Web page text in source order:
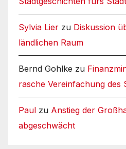
Sylvia Lier zu Diskussion
ländlichen Raum
Bernd Gohlke zu
rasche Vereinfachung des
Paul zu Anstieg der
abgeschwächt